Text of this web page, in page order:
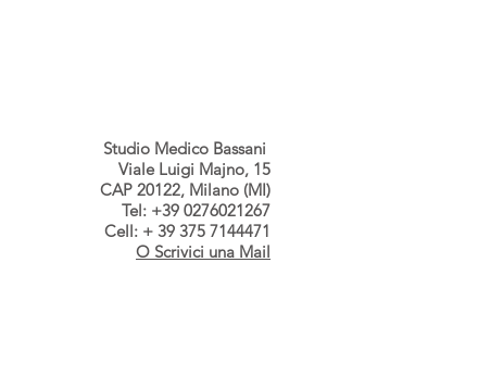
Studio Medico Bassani
Viale Luigi Majno, 15
CAP 20122, Milano (MI)
Tel: +39 0276021267
Cell: + 39 375 7144471
O Scrivici una Mail